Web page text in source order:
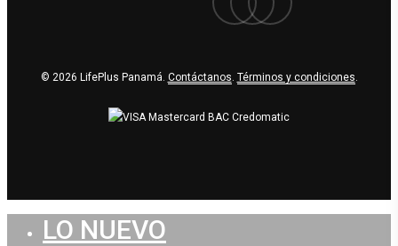
© 2026 LifePlus Panamá. Contáctanos Términos y condiciones
LO NUEVO